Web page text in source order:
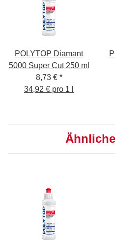
POLYTOP Diamant
5000 Super Cut 250 ml
8,73 € *
34,92 € pro 1 l